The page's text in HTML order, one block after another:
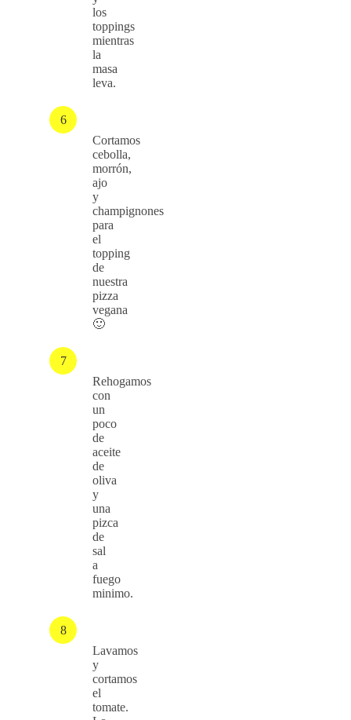
los
toppings
mientras
la
masa
leva.
Cortamos
cebolla,
morrón,
ajo
y
champignones
para
el
topping
de
nuestra
pizza
vegana
🙂
Rehogamos
con
un
poco
de
aceite
de
oliva
y
una
pizca
de
sal
a
fuego
minimo.
Lavamos
y
cortamos
el
tomate.